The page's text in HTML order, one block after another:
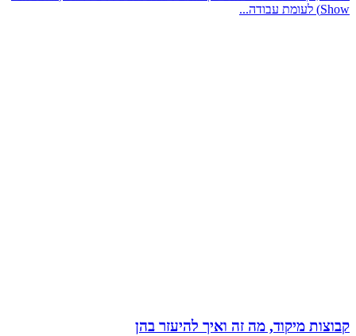
Show) לעומת עבודה...
קבוצות מיקוד, מה זה ואיך להיעזר בהן